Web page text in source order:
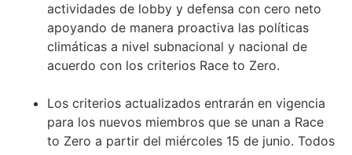
actividades de lobby y defensa con cero neto
apoyando de manera proactiva las políticas
climáticas a nivel subnacional y nacional de
acuerdo con los criterios Race to Zero.
Los criterios actualizados entrarán en vigencia
para los nuevos miembros que se unan a Race
to Zero a partir del miércoles 15 de junio. Todos